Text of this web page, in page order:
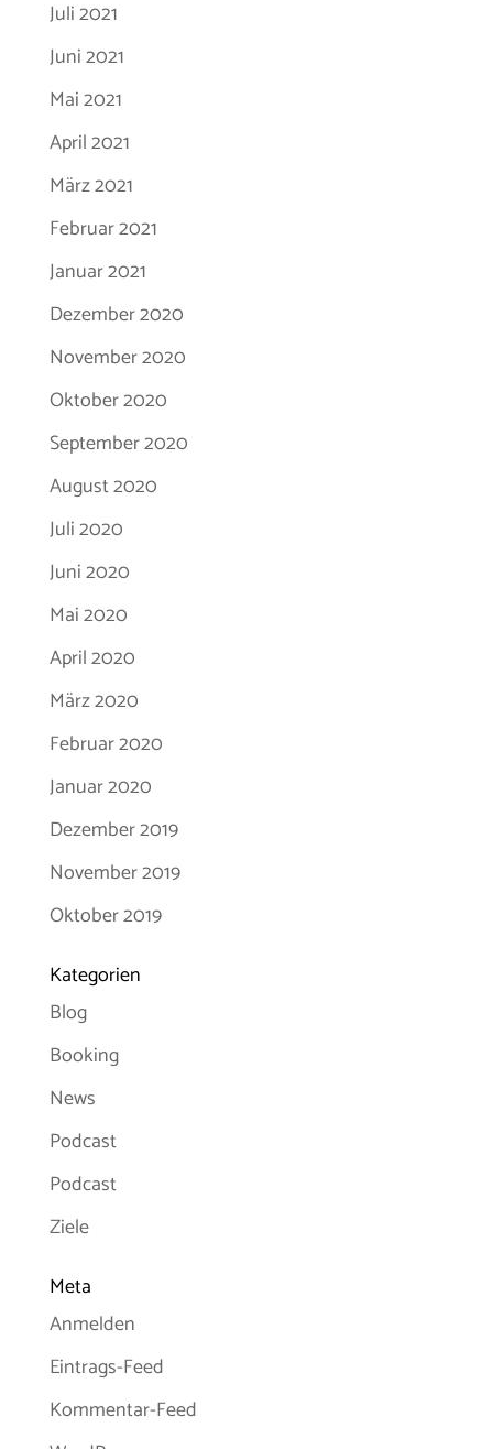
Juli 2021
Juni 2021
Mai 2021
April 2021
März 2021
Februar 2021
Januar 2021
Dezember 2020
November 2020
Oktober 2020
September 2020
August 2020
Juli 2020
Juni 2020
Mai 2020
April 2020
März 2020
Februar 2020
Januar 2020
Dezember 2019
November 2019
Oktober 2019
Kategorien
Blog
Booking
News
Podcast
Podcast
Ziele
Meta
Anmelden
Eintrags-Feed
Kommentar-Feed